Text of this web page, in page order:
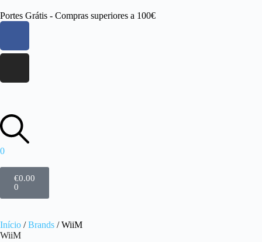
Portes Grátis - Compras superiores a 100€
0
€0.00
0
Início /Brands / WiiM
WiiM